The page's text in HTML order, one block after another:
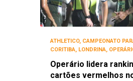
ATHLETICO, CAMPEONATO
CORITIBA, LONDRINA,
Operário lidera
cartões vermelhos